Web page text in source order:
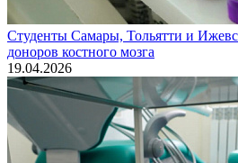
Студенты Самары, Тольятти и
доноров костного мозга
19.04.2026